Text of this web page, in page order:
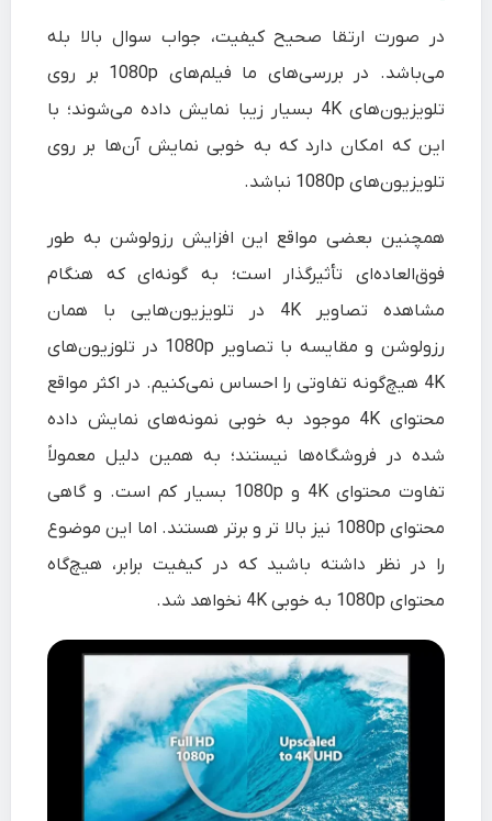
در صورت ارتقا صحیح کیفیت، جواب سوال بالا بله
می‌باشد. در بررسی‌های ما فیلم‌های 1080p بر روی
تلویزیون‌های 4K بسیار زیبا نمایش داده می‌شوند؛ با
این که امکان دارد که به خوبی نمایش آن‌ها بر روی
تلویزیون‌های 1080p نباشد.
همچنین بعضی مواقع این افزایش رزولوشن به طور
فوق‌العاده‌ای تأثیر‌گذار است؛ به گونه‌ای که هنگام
مشاهده تصاویر 4K در تلویزیون‌هایی با همان
رزولوشن و مقایسه با تصاویر 1080p در تلوزیون‌های
4K هیچ‌گونه تفاوتی را احساس نمی‌کنیم. در اکثر مواقع
محتوای 4K موجود به خوبی نمونه‌های نمایش داده
شده در فروشگاه‌ها نیستند؛ به همین دلیل معمولاً
تفاوت محتوای 4K و 1080p بسیار کم است. و گاهی
محتوای 1080p نیز بالا تر و برتر هستند. اما این موضوع
را در نظر داشته باشید که در کیفیت برابر، هیچ‌گاه
محتوای 1080p به خوبی 4K نخواهد شد.